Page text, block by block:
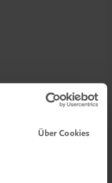
Über Cookies